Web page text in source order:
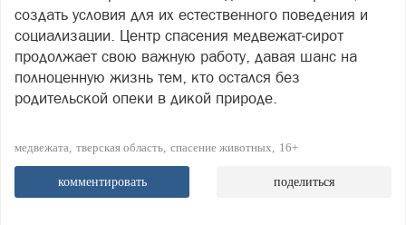
создать условия для их естественного поведения и
социализации. Центр спасения медвежат‑сирот
продолжает свою важную работу, давая шанс на
полноценную жизнь тем, кто остался без
родительской опеки в дикой природе.
медвежата тверская область спасение животных 16+
комментировать поделиться